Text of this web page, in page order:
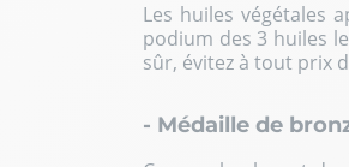
Les huiles végétales
podium des 3 huiles
sûr, évitez à tout prix
- Médaille de